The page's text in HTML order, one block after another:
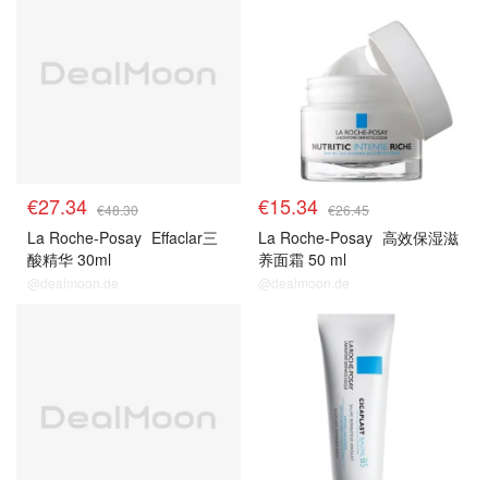
€27.34 €48.30
La Roche-Posay Effaclar三
酸精华 30ml
@dealmoon.de
€15.34 €26.45
La Roche-Posay 高效保湿滋
养面霜 50 ml
@dealmoon.de